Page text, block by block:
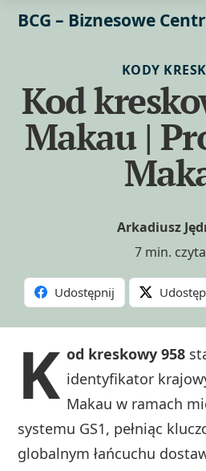
BCG – Biznesowe
KODY
Kod
Makau |
Arkadiusz
7 min.
Udostępnij
K od kreskowy 958
identyfikator
Makau w ramach
systemu GS1, pełniąc
globalnym łańcuchu